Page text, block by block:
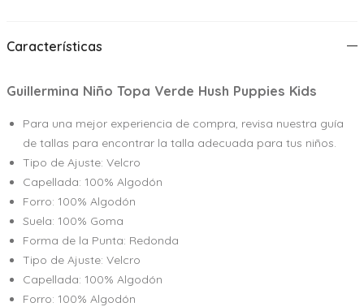
Características
Guillermina Niño Topa Verde Hush Puppies Kids
Para una mejor experiencia de compra, revisa nuestra guía
de tallas para encontrar la talla adecuada para tus niños.
Tipo de Ajuste: Velcro
Capellada: 100% Algodón
Forro: 100% Algodón
Suela: 100% Goma
Forma de la Punta: Redonda
Tipo de Ajuste: Velcro
Capellada: 100% Algodón
Forro: 100% Algodón